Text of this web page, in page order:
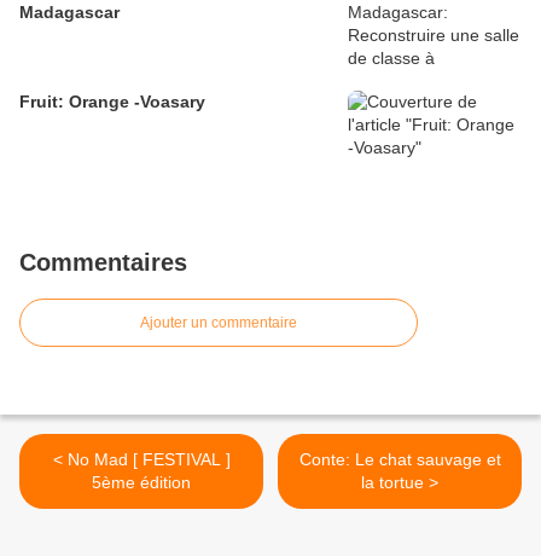
Madagascar
Fruit: Orange -Voasary
Commentaires
Ajouter un commentaire
< No Mad [ FESTIVAL ]
5ème édition
Conte: Le chat sauvage et
la tortue >